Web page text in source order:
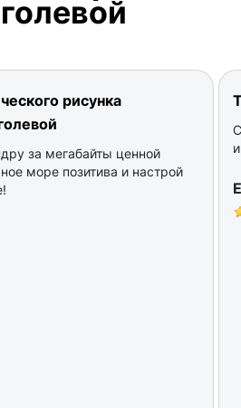
рисунка
за мегабайты ценной
море позитива и настрой